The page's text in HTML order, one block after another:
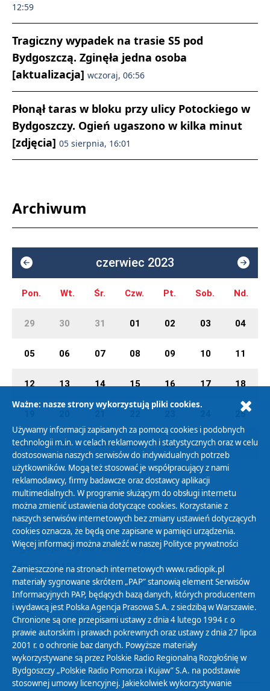
12:59
Tragiczny wypadek na trasie S5 pod
Bydgoszczą. Zginęła jedna osoba
[aktualizacja] wczoraj, 06:56
Płonął taras w bloku przy ulicy Potockiego w
Bydgoszczy. Ogień ugaszono w kilka minut
[zdjęcia] 05 sierpnia, 16:01
Archiwum
czerwiec 2023
Pon. Wt. Śr. Czw. Pt. Sob. Nd.
29 30 31 01 02 03 04
05 06 07 08 09 10 11
12 13 14 15 16 17 18
25
26 27 28 29 30 01 02
Polityka Prywatności
Zasady korzystania z Serwisu
Organizacje Pożytku Publicznego
Cyfryzacja DAB+
Polityka ochrony danych osobowych
Abonament
Zamówienia publiczne
Biuletyn Informacji Publicznej
Ważne: nasze strony wykorzystują pliki cookies.
Używamy informacji zapisanych za pomocą cookies i podobnych
technologii m.in. w celach reklamowych i statystycznych oraz w celu
dostosowania naszych serwisów do indywidualnych potrzeb
użytkowników. Mogą też stosować je współpracujący z nami
reklamodawcy, firmy badawcze oraz dostawcy aplikacji
multimedialnych. W programie służącym do obsługi internetu
można zmienić ustawienia dotyczące cookies. Korzystanie z
naszych serwisów internetowych bez zmiany ustawień dotyczących
cookies oznacza, że będą one zapisane w pamięci urządzenia.
Więcej informacji można znaleźć w naszej Polityce prywatności
Zamieszczone na stronach internetowych www.radiopik.pl
materiały sygnowane skrótem „PAP” stanowią element Serwisów
Informacyjnych PAP, będących bazą danych, których producentem
i wydawcą jest Polska Agencja Prasowa S.A. z siedzibą w Warszawie.
Chronione są one przepisami ustawy z dnia 4 lutego 1994 r. o
prawie autorskim i prawach pokrewnych oraz ustawy z dnia 27 lipca
2001 r. o ochronie baz danych. Powyższe materiały
wykorzystywane są przez Polskie Radio Regionalną Rozgłośnię w
Bydgoszczy „Polskie Radio Pomorza i Kujaw” S.A. na podstawie
stosownej umowy licencyjnej. Jakiekolwiek wykorzystywanie